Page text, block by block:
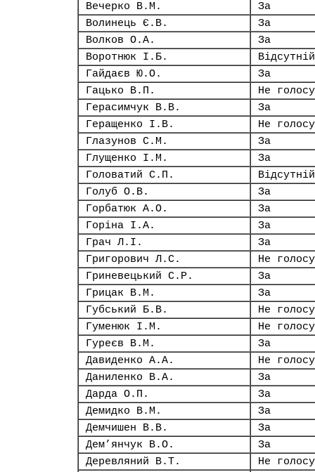
Вечерко В.М.
За
Волинець Є.В.
За
Волков О.А.
За
Воротнюк І.Б.
Відсутній
Гайдаєв Ю.О.
За
Гацько В.П.
Не
Герасимчук В.В.
За
Геращенко І.В.
Не
Глазунов С.М.
За
Глущенко І.М.
За
Головатий С.П.
Відсутній
Голуб О.В.
За
Горбатюк А.О.
За
Горіна І.А.
За
Грач Л.І.
За
Григорович Л.С.
Не
Гриневецький С.Р.
За
Грицак В.М.
За
Губський Б.В.
Не
Гуменюк І.М.
Не
Гуреєв В.М.
За
Давиденко А.А.
Не
Даниленко В.А.
За
Дарда О.П.
За
Демидко В.М.
За
Демчишен В.В.
За
Дем’янчук В.О.
За
Деревляний В.Т.
Не